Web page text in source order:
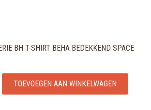
BH T-SHIRT BEHA BEDEKKEND SPACE
TOEVOEGEN AAN WINKELWAGEN